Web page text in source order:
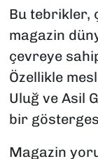
Bu tebrikler,
magazin
çevreye
Özellikle
Uluğ ve Asil
bir
Magazin